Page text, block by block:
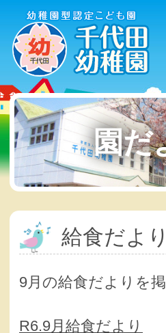
園だ
給食だよ
9月の給食だよりを掲
R6.9月給食だより